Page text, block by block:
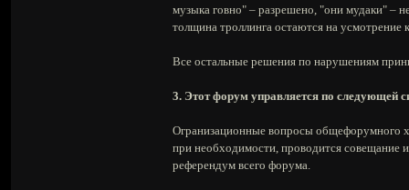
музыка говно" – разрешено, "они мудаки" –
толщина троллинга остаются на
Все остальные решения по нарушениям
3. Этот форум управляется по следующей
Огранизационные вопросы общефорумного
при необходимости, проводится совещание
референдум всего форума.